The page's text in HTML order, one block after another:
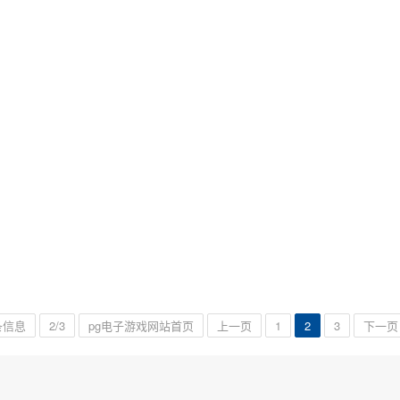
息 2/3 pg电子游戏网站首页 上一页 1 2 3 下一页